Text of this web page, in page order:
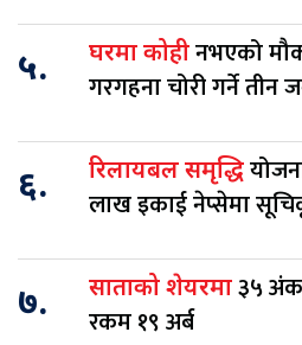
५. घरमा कोहीनभएको
गरगहना चोरी गर्ने तीन
६. रिलायबल समृद्धि
लाख इकाई नेप्सेमा
७. साताको शेयरमा३५
रकम १९ अर्ब